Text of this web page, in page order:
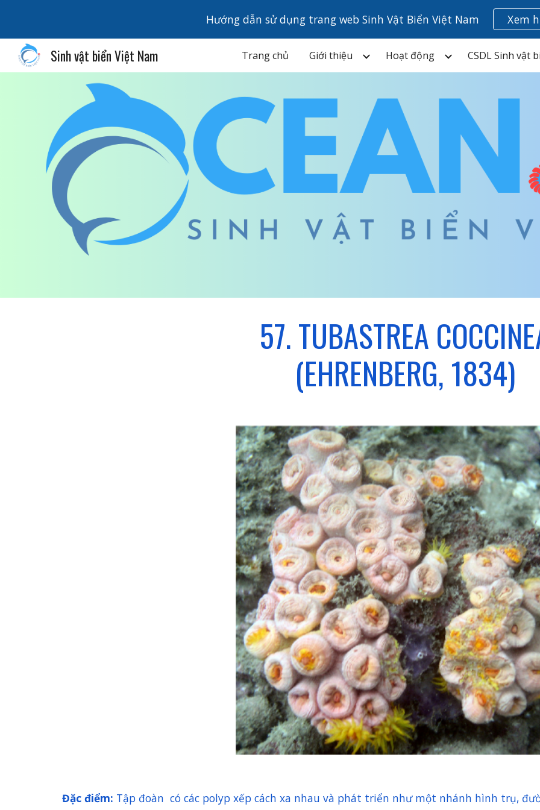
Skip to main content Skip to
Hướng dẫn sử dụng trang web Sinh Vật Biển Việt Nam Xem
Sinh vật biển Việt Nam Trang chủ Giới thiệu Hoạt động CSDL Sinh vật
57. TUBASTREA
(EHRENBERG, 1834)
Đặc điểm: Tập đoàn có các polyp xếp cách xa nhau và phát triển như một nhánh hình trụ,